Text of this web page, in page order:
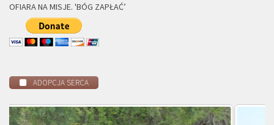
OFIARA NA MISJE. 'BÓG ZAPŁAĆ’
ADOPCJA SERCA